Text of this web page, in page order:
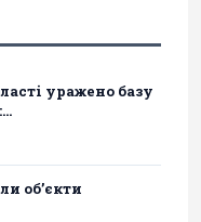
уражено базу
обʼєкти